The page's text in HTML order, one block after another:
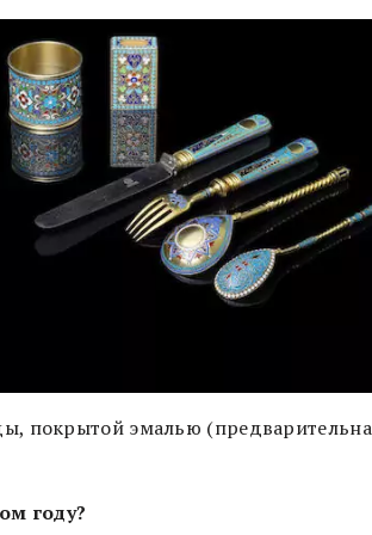
покрытой эмалью
году?